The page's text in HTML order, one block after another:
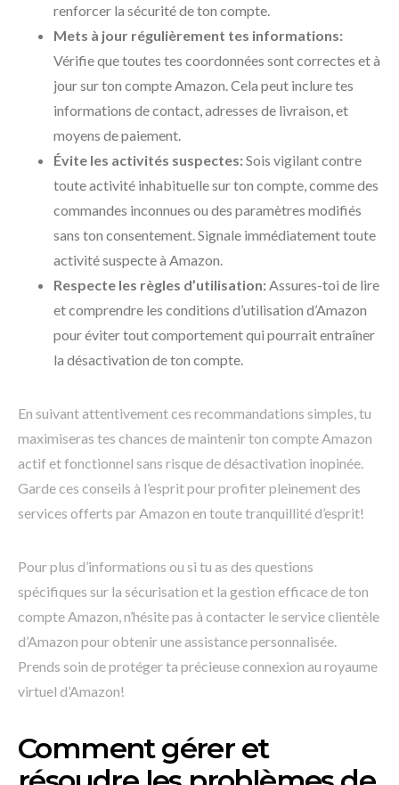
renforcer la sécurité de ton compte.
Mets à jour régulièrement tes informations:
Vérifie que toutes tes coordonnées sont correctes et à
jour sur ton compte Amazon. Cela peut inclure tes
informations de contact, adresses de livraison, et
moyens de paiement.
Évite les activités suspectes:Sois vigilant contre
toute activité inhabituelle sur ton compte, comme des
commandes inconnues ou des paramètres modifiés
sans ton consentement. Signale immédiatement toute
activité suspecte à Amazon.
Respecte les règles d’utilisation:Assures-toi de lire
et comprendre les conditions d’utilisation d’Amazon
pour éviter tout comportement qui pourrait entraîner
la désactivation de ton compte.
En suivant attentivement ces recommandations simples, tu
maximiseras tes chances de maintenir ton compte Amazon
actif et fonctionnel sans risque de désactivation inopinée.
Garde ces conseils à l’esprit pour profiter pleinement des
services offerts par Amazon en toute tranquillité d’esprit!
Pour plus d’informations ou si tu as des questions
spécifiques sur la sécurisation et la gestion efficace de ton
compte Amazon, n’hésite pas à contacter le service clientèle
d’Amazon pour obtenir une assistance personnalisée.
Prends soin de protéger ta précieuse connexion au royaume
virtuel d’Amazon!
Comment gérer et